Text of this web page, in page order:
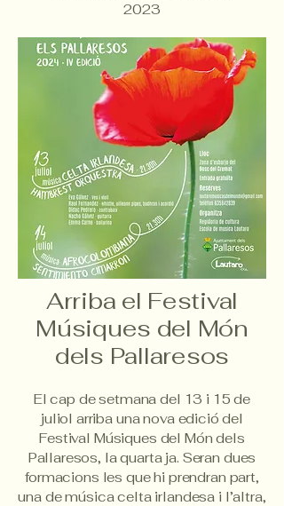
2023
Arriba el Festival
Músiques del Món
dels Pallaresos
El cap de setmana del 13 i 15 de
juliol arriba una nova edició del
Festival Músiques del Món dels
Pallaresos, la quarta ja. Seran dues
formacions les que hi prendran part,
una de música celta irlandesa i l’altra,